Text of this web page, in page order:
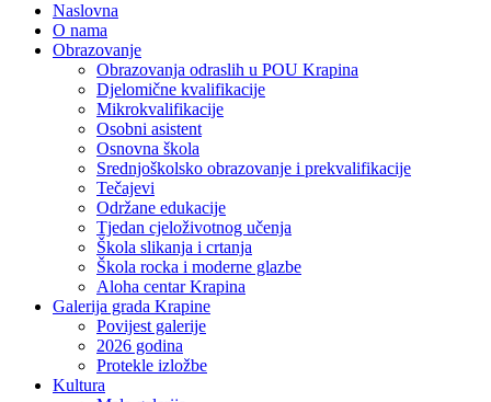
Naslovna
O nama
Obrazovanje
Obrazovanja odraslih u POU Krapina
Djelomične kvalifikacije
Mikrokvalifikacije
Osobni asistent
Osnovna škola
Srednjoškolsko obrazovanje i prekvalifikacije
Tečajevi
Održane edukacije
Tjedan cjeloživotnog učenja
Škola slikanja i crtanja
Škola rocka i moderne glazbe
Aloha centar Krapina
Galerija grada Krapine
Povijest galerije
2026 godina
Protekle izložbe
Kultura